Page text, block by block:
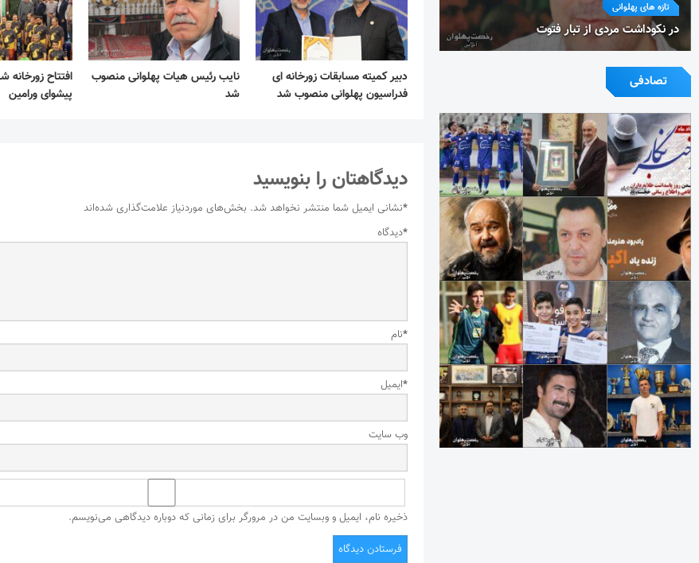
تازه های پهلوانی
در نکوداشت مردی از تبار فتوت
تصادفی
دبیر کمیته مسابقات زورخانه ای
فدراسیون پهلوانی منصوب شد
نایب رئیس هیات پهلوانی منصوب
شد
افتتاح زورخانه
پیشوای ورامین
دیدگاهتان را بنویسید
نشانی ایمیل شما منتشر نخواهد شد. بخش‌های موردنیاز علامت‌گذاری شده‌اند
*
دیدگاه*
نام*
ایمیل*
وب‌ سایت
ذخیره نام، ایمیل و وبسایت من در مرورگر برای زمانی که دوباره دیدگاهی می‌نویسم.